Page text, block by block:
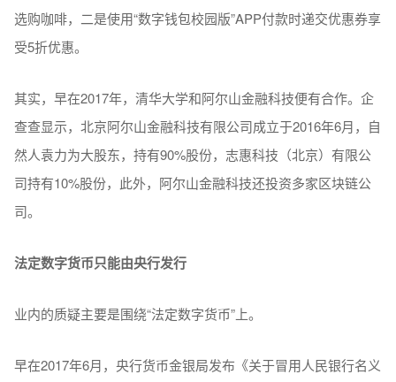
选购咖啡，二是使用“数字钱包校园版”APP付款时递交优惠券享
受5折优惠。
其实，早在2017年，清华大学和阿尔山金融科技便有合作。企
查查显示，北京阿尔山金融科技有限公司成立于2016年6月，自
然人袁力为大股东，持有90%股份，志惠科技（北京）有限公
司持有10%股份，此外，阿尔山金融科技还投资多家区块链公
司。
法定数字货币只能由央行发行
业内的质疑主要是围绕“法定数字货币”上。
早在2017年6月，央行货币金银局发布《关于冒用人民银行名义